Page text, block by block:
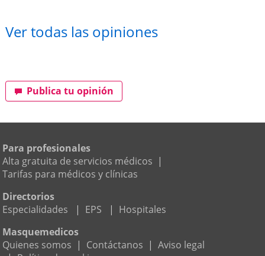
Ver todas las opiniones
Publica tu opinión
Para profesionales
Alta gratuita de servicios médicos |
Tarifas para médicos y clínicas
Directorios
Especialidades
| EPS | Hospitales
Masquemedicos
Quienes somos | Contáctanos | Aviso legal